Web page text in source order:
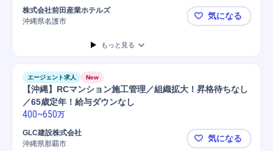
株式会社前田産業ホテルズ
沖縄県名護市
【現場管理
気になる
もっと見る
エージェント求人 New
【沖縄】RCマンション施工管理／組織拡大！昇格待ちなし
／65歳定年！給与ダウンなし
400~650万
GLC建設株式会社
沖縄県那覇市
【沖縄】
気になる